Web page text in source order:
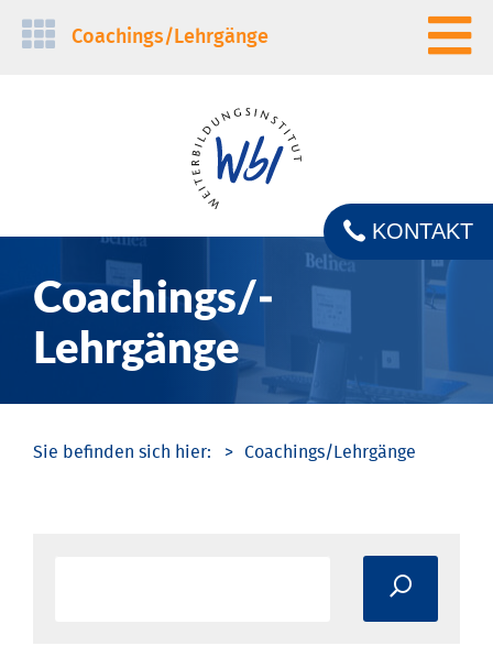
Navigation
Coachings/­Lehrgänge
Coachings/­
Lehrgänge
KONTAKT
Coachings/­Lehrgänge